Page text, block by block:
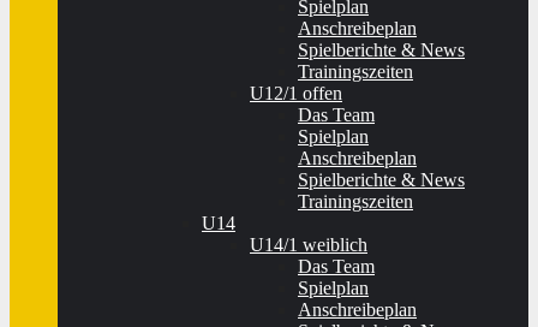
Spielplan
Anschreibeplan
Spielberichte & News
Trainingszeiten
U12/1 offen
Das Team
Spielplan
Anschreibeplan
Spielberichte & News
Trainingszeiten
U14
U14/1 weiblich
Das Team
Spielplan
Anschreibeplan